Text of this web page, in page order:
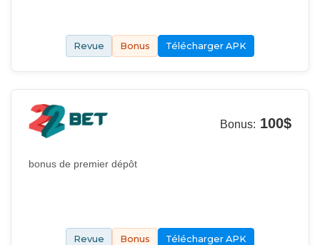
Revue Bonus Télécharger APK
Bonus: 100$
bonus de premier dépôt
Revue Bonus Télécharger APK